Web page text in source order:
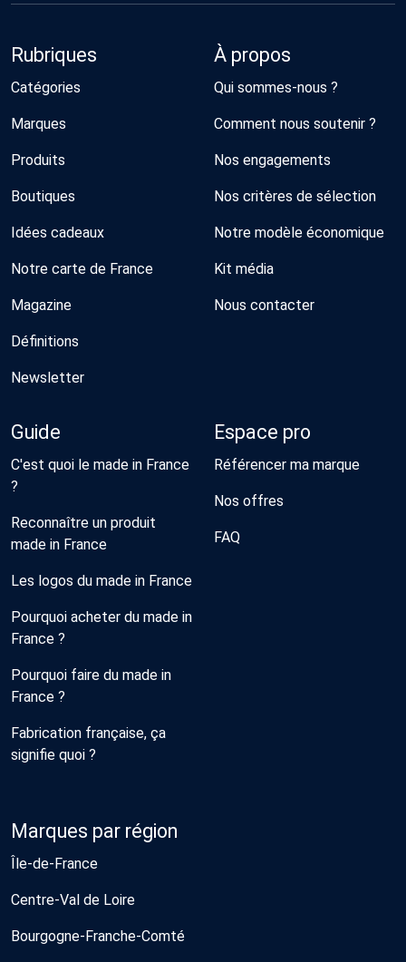
Rubriques
Catégories
Marques
Produits
Boutiques
Idées cadeaux
Notre carte de France
Magazine
Définitions
Newsletter
À propos
Qui sommes-nous ?
Comment nous soutenir ?
Nos engagements
Nos critères de sélection
Notre modèle économique
Kit média
Nous contacter
Guide
C'est quoi le made in France
?
Reconnaître un produit
made in France
Les logos du made in France
Pourquoi acheter du made in
France ?
Pourquoi faire du made in
France ?
Fabrication française, ça
signifie quoi ?
Espace pro
Référencer ma marque
Nos offres
FAQ
Marques par région
Île-de-France
Centre-Val de Loire
Bourgogne-Franche-Comté